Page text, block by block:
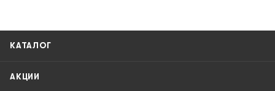
КАТАЛОГ
АКЦИИ